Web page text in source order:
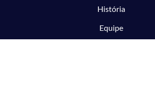
História
Equipe